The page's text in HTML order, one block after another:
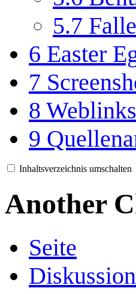
5.7
6 Easter
7
8 Weblinks
9
Inhaltsverzeichnis umschalten
Another
Seite
Diskussion